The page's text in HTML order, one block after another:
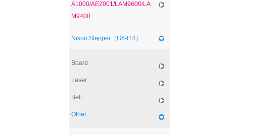
A1000/AE2001/LAM9600/LA
M9400
Nikon Stepper（G6-I14）
Board
Laser
Belt
Other